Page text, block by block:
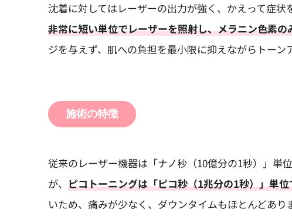
沈着に対してはレーザーの出力が強く、かえって症
非常に短い単位でレーザーを照射し、メラニン色素
ジを与えず、肌への負担を最小限に抑えながらトーン
施術の特徴
従来のレーザー機器は「ナノ秒（10億分の1秒）」単
が、 ピコトーニングは「ピコ秒（1兆分の1秒）」単
いため、痛みが少なく、ダウンタイムもほとんどあり